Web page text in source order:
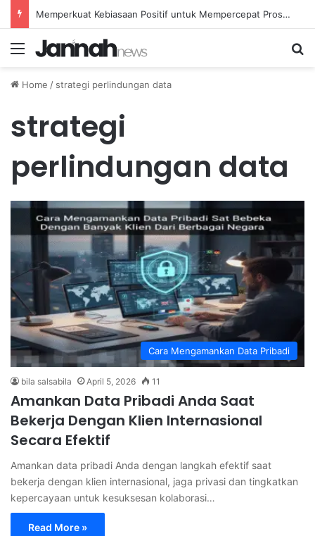
Memperkuat Kebiasaan Positif untuk Mempercepat Proses Pemulihan Mental Anda
Menu
Home / strategi perlindungan data
strategi
perlindungan data
Cara Mengamankan Data Pribadi
bila salsabila April 5, 2026 11
Amankan Data Pribadi Anda Saat
Bekerja Dengan Klien Internasional
Secara Efektif
Amankan data pribadi Anda dengan langkah efektif saat
bekerja dengan klien internasional, jaga privasi dan tingkatkan
kepercayaan untuk kesuksesan kolaborasi…
Read More »